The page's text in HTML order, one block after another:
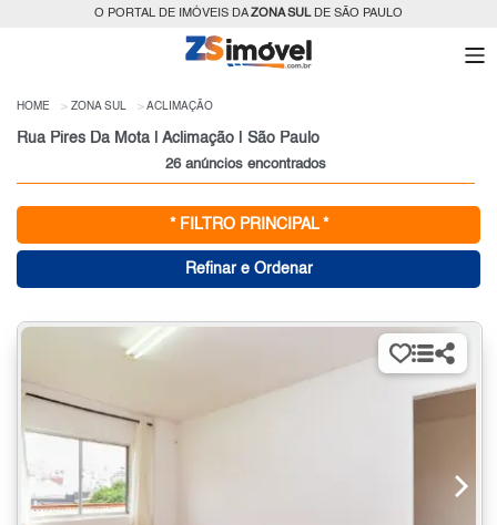
O PORTAL DE IMÓVEIS DAZONA SULDE SÃO PAULO
HOME ZONA SUL ACLIMAÇÃO
Rua Pires Da Mota | Aclimação | São Paulo
26 anúncios encontrados
* FILTRO PRINCIPAL *
Refinar e Ordenar